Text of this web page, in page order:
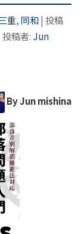
重, 同和| 投稿
投稿者: Jun
By Jun mishina